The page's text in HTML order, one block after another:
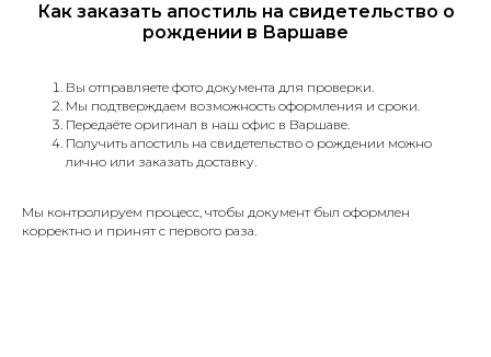
Как заказать апостиль на свидетельство о
рождении в Варшаве
Вы отправляете фото документа для проверки.
Мы подтверждаем возможность оформления и сроки.
Передаёте оригинал в наш офис в Варшаве.
Получить апостиль на свидетельство о рождении можно
лично или заказать доставку.
Мы контролируем процесс, чтобы документ был оформлен
корректно и принят с первого раза.
последовательный перевод, деловых
встреч и других мероприятий.
присуствия.
Устные переводы